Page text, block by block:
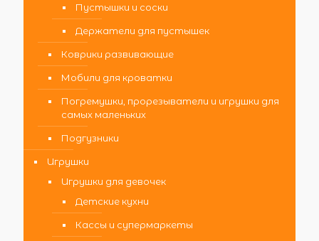
Пустышки и соски
Держатели для пустышек
Коврики развивающие
Мобили для кроватки
Погремушки, прорезыватели и игрушки для
самых маленьких
Подгузники
Игрушки
Игрушки для девочек
Детские кухни
Кассы и супермаркеты